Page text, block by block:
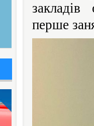
закладів
перше